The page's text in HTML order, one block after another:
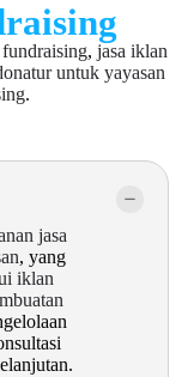
, jasa iklan
untuk yayasan
.
jasa
, yang
iklan